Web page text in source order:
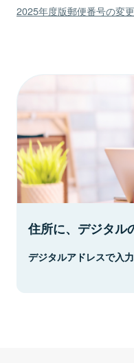
2025年度版郵便番号の変
住所に、デジタル
デジタルアドレスで入